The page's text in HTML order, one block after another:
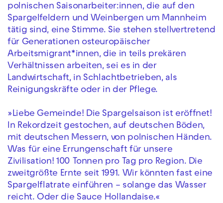
polnischen Saisonarbeiter:innen, die auf den
Spargelfeldern und Weinbergen um Mannheim
tätig sind, eine Stimme. Sie stehen stellvertretend
für Generationen osteuropäischer
Arbeitsmigrant*innen, die in teils prekären
Verhältnissen arbeiten, sei es in der
Landwirtschaft, in Schlachtbetrieben, als
Reinigungskräfte oder in der Pflege.
»Liebe Gemeinde! Die Spargelsaison ist eröffnet!
In Rekordzeit gestochen, auf deutschen Böden,
mit deutschen Messern, von polnischen Händen.
Was für eine Errungenschaft für unsere
Zivilisation! 100 Tonnen pro Tag pro Region. Die
zweitgrößte Ernte seit 1991. Wir könnten fast eine
Spargelflatrate einführen – solange das Wasser
reicht. Oder die Sauce Hollandaise.«